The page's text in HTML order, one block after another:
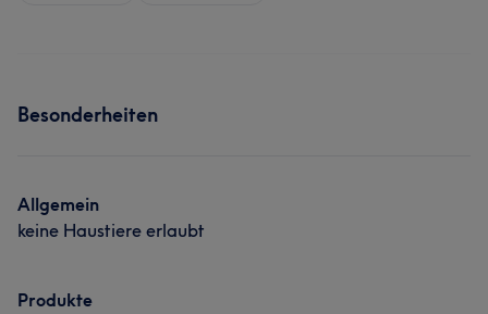
Besonderheiten
Allgemein
keine Haustiere erlaubt
Produkte